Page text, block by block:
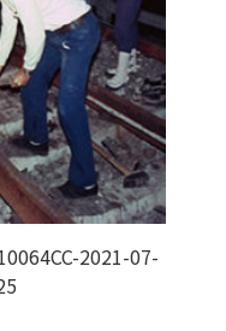
2021-07-